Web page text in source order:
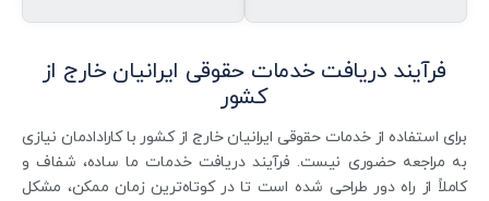
فرآیند دریافت خدمات حقوقی ایرانیان خارج از
کشور
برای استفاده از خدمات حقوقی ایرانیان خارج از کشور با کارادادمان نیازی
به مراجعه حضوری نیست. فرآیند دریافت خدمات ما ساده، شفاف و
کاملاً از راه دور طراحی شده است تا در کوتاه‌ترین زمان ممکن، مشکل